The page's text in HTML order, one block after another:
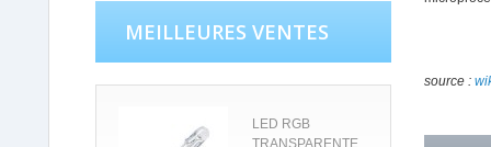
MEILLEURES VENTES
LED RGB
TRANSPARENTE
source :